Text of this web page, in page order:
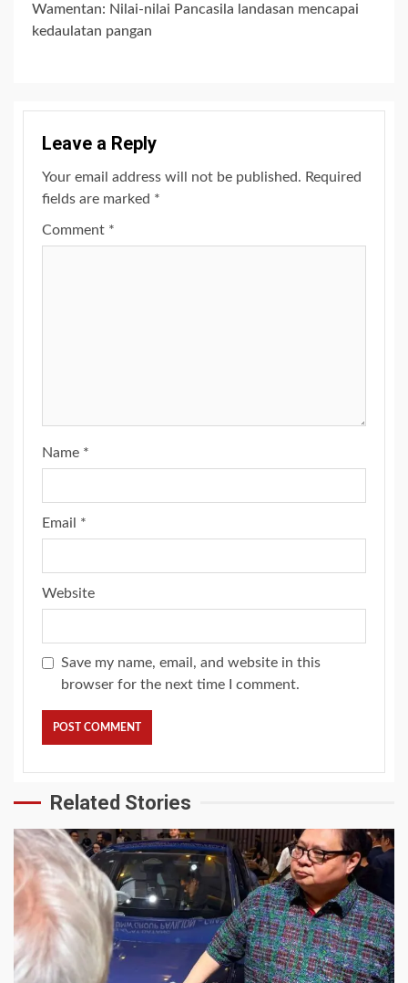
Wamentan: Nilai-nilai Pancasila landasan mencapai
kedaulatan pangan
Leave a Reply
Your email address will not be published. Required
fields are marked *
Comment *
Name *
Email *
Website
Save my name, email, and website in this
browser for the next time I comment.
Related Stories